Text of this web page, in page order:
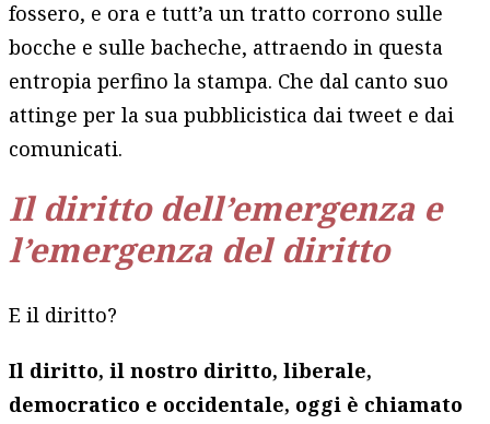
fossero, e ora e tutt’a un tratto corrono sulle
bocche e sulle bacheche, attraendo in questa
entropia perfino la stampa. Che dal canto suo
attinge per la sua pubblicistica dai tweet e dai
comunicati.
Il diritto dell’emergenza e
l’emergenza del diritto
E il diritto?
Il diritto, il nostro diritto, liberale,
democratico e occidentale, oggi è chiamato